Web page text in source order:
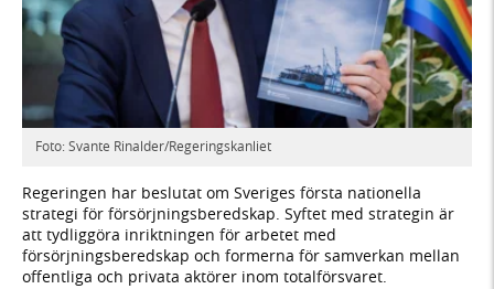
Foto: Svante Rinalder/Regeringskanliet
Regeringen har beslutat om Sveriges första nationella
strategi för försörjningsberedskap. Syftet med strategin är
att tydliggöra inriktningen för arbetet med
försörjningsberedskap och formerna för samverkan mellan
offentliga och privata aktörer inom totalförsvaret.